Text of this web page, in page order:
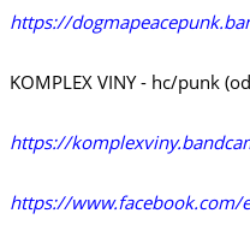
https://
KOMPLEX VINY - hc/punk
https://
https://